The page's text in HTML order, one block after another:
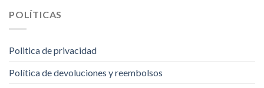
POLÍTICAS
Politica de privacidad
Política de devoluciones y reembolsos